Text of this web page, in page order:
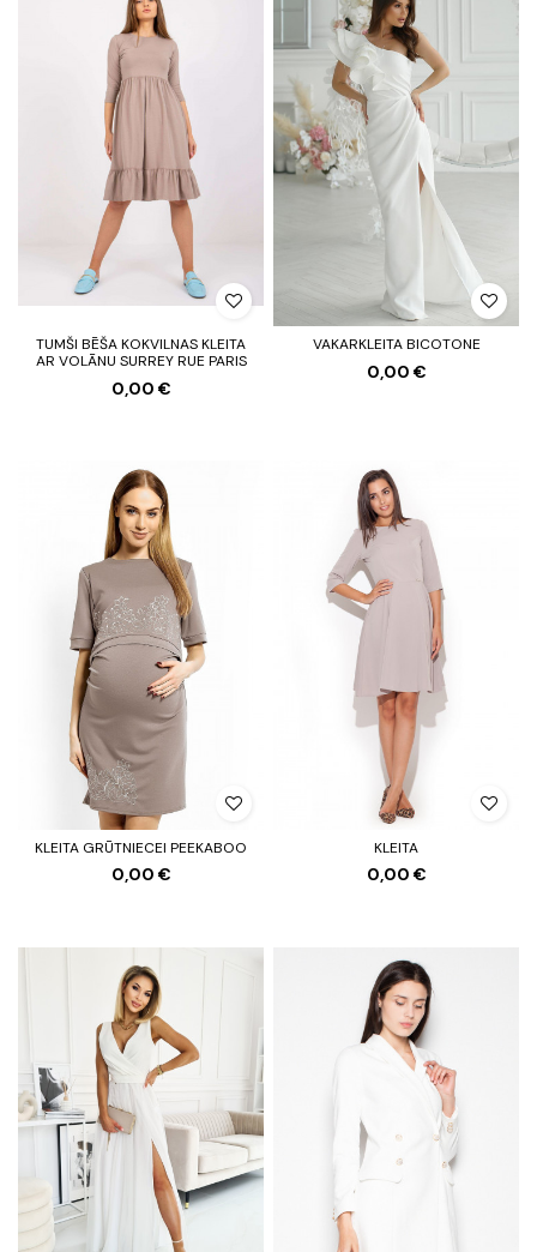
TUMŠI BĒŠA KOKVILNAS KLEITA
AR VOLĀNU SURREY RUE PARIS
0,00 €
VAKARKLEITA BICOTONE
0,00 €
KLEITA GRŪTNIECEI PEEKABOO
0,00 €
KLEITA
0,00 €